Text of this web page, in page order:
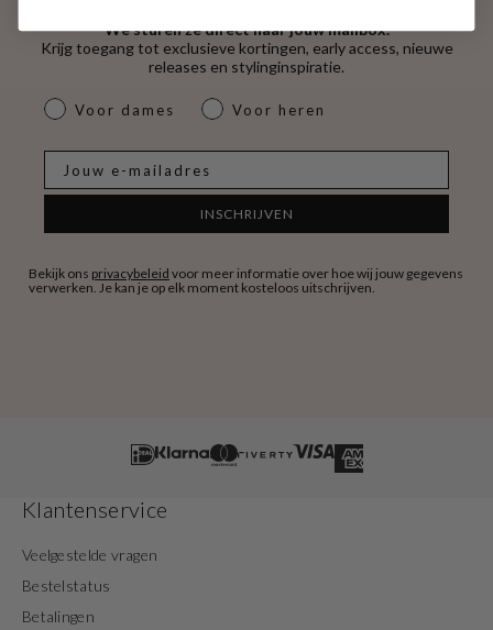
We sturen ze direct naar jouw mailbox.
Krijg toegang tot exclusieve kortingen, early access, nieuwe
releases en stylinginspiratie.
dames & heren
Voor dames Voor heren
INSCHRIJVEN
Bekijk ons privacybeleid voor meer informatie over hoe wij jouw gegevens
verwerken. Je kan je op elk moment kosteloos uitschrijven.
Klantenservice
Veelgestelde vragen
Bestelstatus
Betalingen